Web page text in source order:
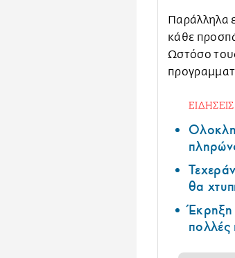
Παράλληλα
κάθε
Ωστόσο
θα
Έκρηξη
πολλές